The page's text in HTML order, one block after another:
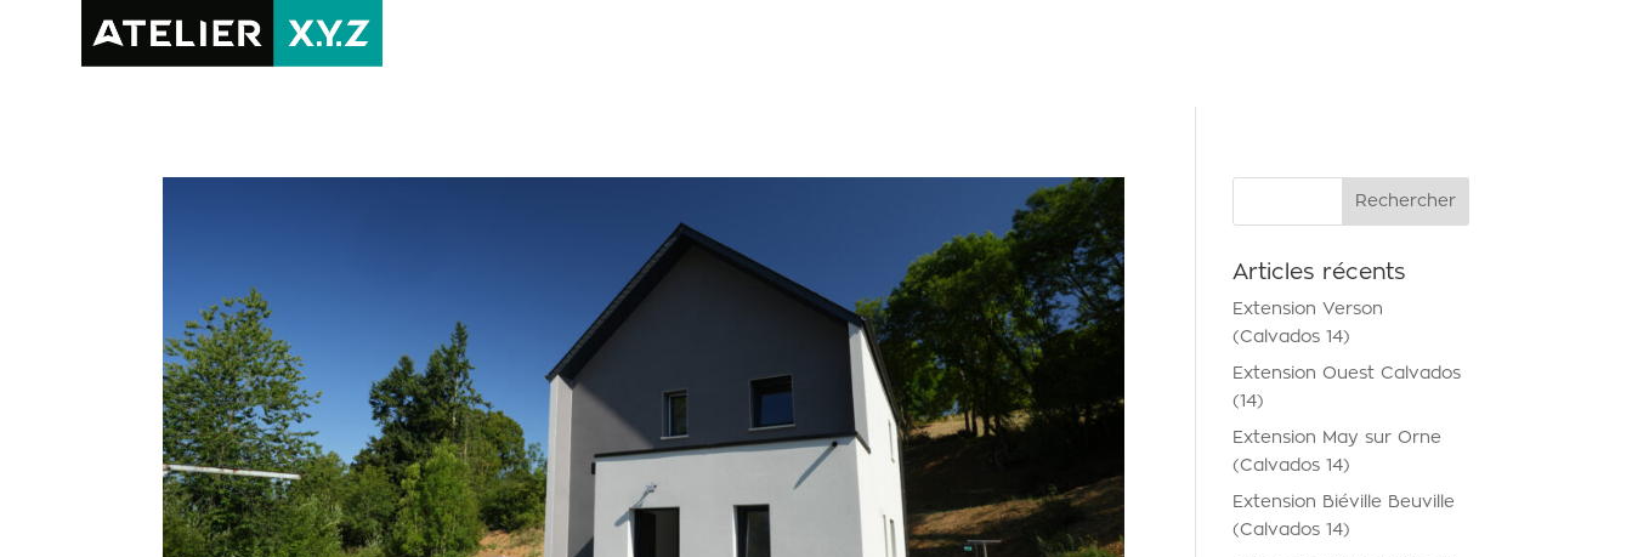
Articles récents
Extension Verson
(Calvados 14)
Extension Ouest Calvados
(14)
Extension May sur Orne
(Calvados 14)
Extension Biéville Beuville
(Calvados 14)